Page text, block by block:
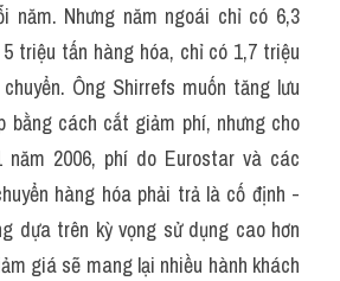
năm. Nhưng năm ngoái chỉ có 6,3
triệu tấn hàng hóa, chỉ có 1,7 triệu
Ông Shirrefs muốn tăng lưu
bằng cách cắt giảm phí, nhưng cho
năm 2006, phí do Eurostar và các
hàng hóa phải trả là cố định -
dựa trên kỳ vọng sử dụng cao hơn
giá sẽ mang lại nhiều hành khách